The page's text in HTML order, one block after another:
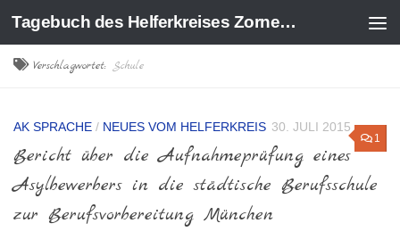
Zum Inhalt springen Tagebuch des Helferkreises Zorneding
Verschlagwortet: Schule
1
AK SPRACHE / NEUES VOM HELFERKREIS 30. JULI 2015
Bericht über die Aufnahmeprüfung eines
Asylbewerbers in die städtische Berufsschule
zur Berufsvorbereitung München